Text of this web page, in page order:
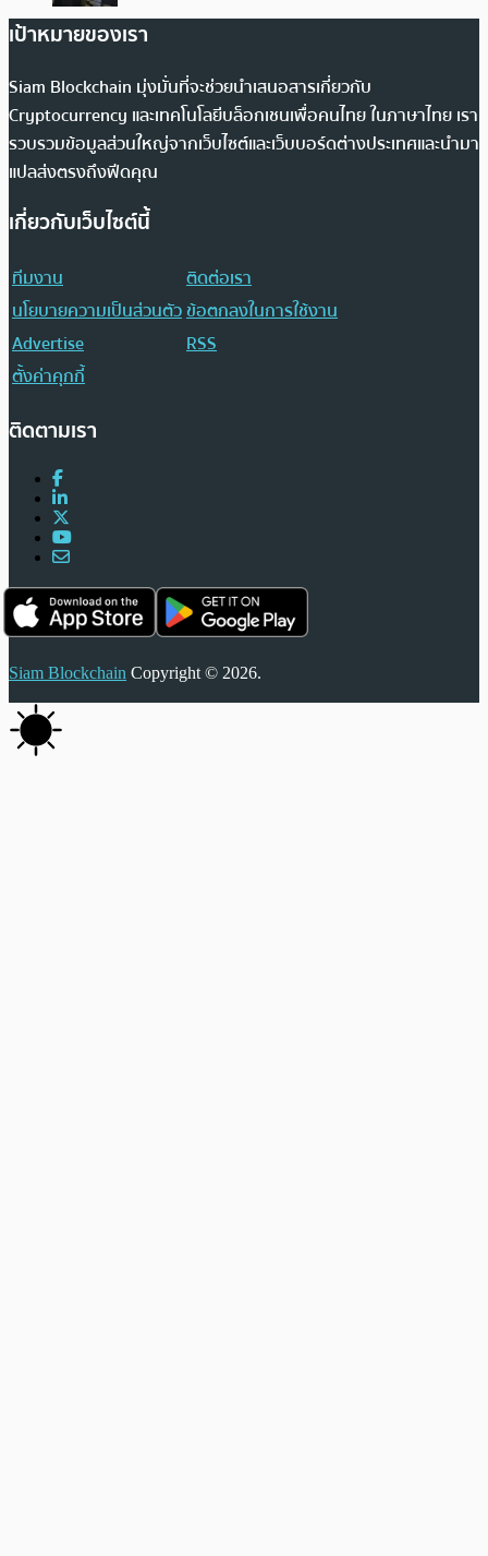
เป้าหมายของเรา
Siam Blockchain มุ่งมั่นที่จะช่วยนำเสนอสารเกี่ยวกับ
Cryptocurrency และเทคโนโลยีบล็อกเชนเพื่อคนไทย ในภาษาไทย เรา
รวบรวมข้อมูลส่วนใหญ่จากเว็บไซต์และเว็บบอร์ดต่างประเทศและนำมา
แปลส่งตรงถึงฟีดคุณ
เกี่ยวกับเว็บไซต์นี้
ทีมงาน
ติดต่อเรา
นโยบายความเป็นส่วนตัวข้อตกลงในการใช้งาน
Advertise
RSS
ตั้งค่าคุกกี้
ติดตามเรา
Siam Blockchain Copyright © 2026.